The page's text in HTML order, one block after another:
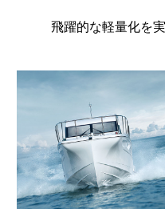
飛躍的な軽量化を